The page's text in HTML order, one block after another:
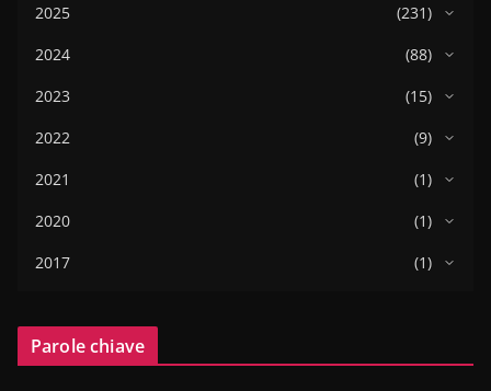
2025
(231)
2024
(88)
2023
(15)
2022
(9)
2021
(1)
2020
(1)
2017
(1)
Parole chiave